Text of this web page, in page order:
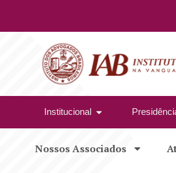
Institucional
Nossos Associados